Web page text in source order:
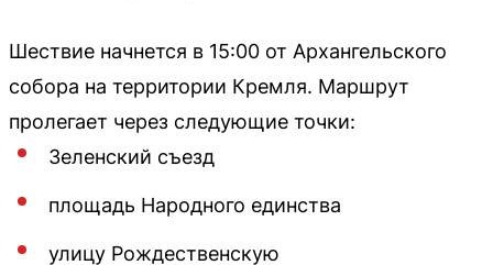
Шествие начнется в 15:00 от Архангельского
собора на территории Кремля. Маршрут
пролегает через следующие точки:
Зеленский съезд
площадь Народного единства
улицу Рождественскую